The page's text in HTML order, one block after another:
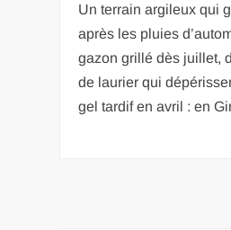
Un terrain argileux qui
après les pluies
gazon grillé dès juillet,
de laurier qui
gel tardif en avril : en